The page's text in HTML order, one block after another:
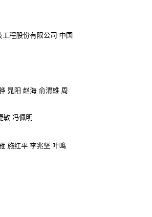
程股份有限公司 中国
晁阳 赵海 俞渭雄 周
敏 冯佩明
施红平 李兆坚 叶鸣